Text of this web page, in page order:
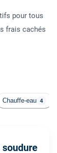
pour tous
frais cachés
Chauffe-eau 4